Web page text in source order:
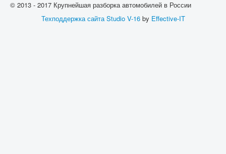
© 2013 - 2017 Крупнейшая разборка автомобилей в России
Техподдержка сайта Studio V-16by Effective-IT